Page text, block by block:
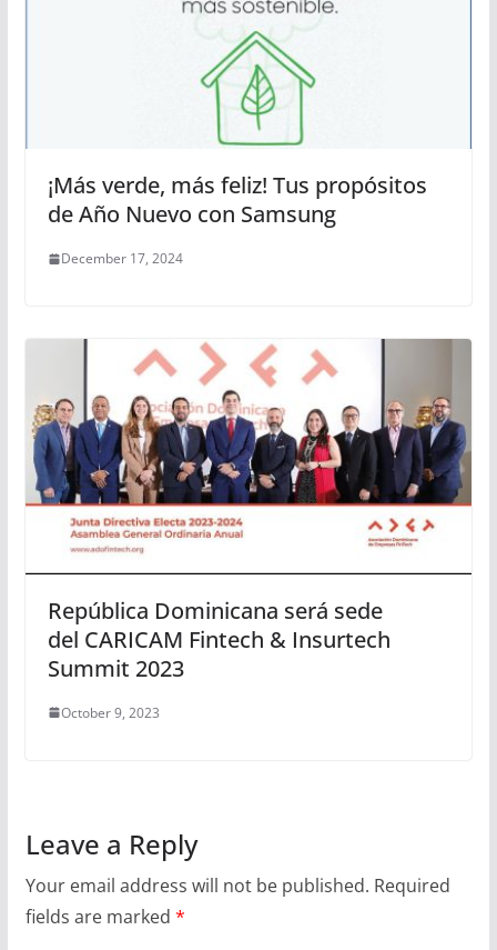
¡Más verde, más feliz! Tus propósitos
de Año Nuevo con Samsung
December 17, 2024
República Dominicana será sede
del CARICAM Fintech & Insurtech
Summit 2023
October 9, 2023
Leave a Reply
Your email address will not be published. Required
fields are marked *